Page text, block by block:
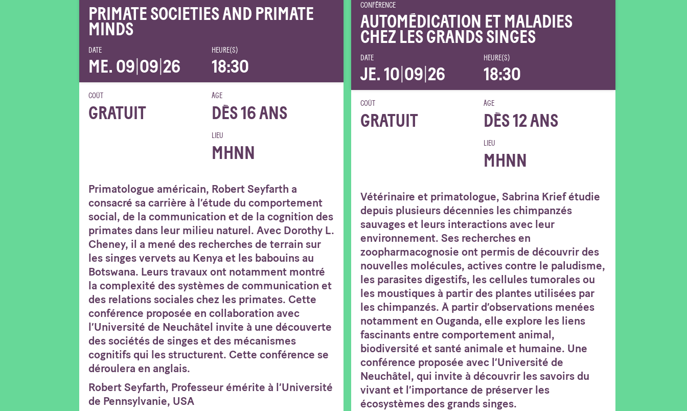
PRIMATE SOCIETIES AND PRIMATE
MINDS
DATE
ME. 09 09 26
HEURE(S)
18:30
COÛT
GRATUIT
ÂGE
DÈS 16 ANS
LIEU
MHNN
Primatologue américain, Robert Seyfarth a
consacré sa carrière à l’étude du comportement
social, de la communication et de la cognition des
primates dans leur milieu naturel. Avec Dorothy L.
Cheney, il a mené des recherches de terrain sur
les singes vervets au Kenya et les babouins au
Botswana. Leurs travaux ont notamment montré
la complexité des systèmes de communication et
des relations sociales chez les primates. Cette
conférence proposée en collaboration avec
l’Université de Neuchâtel invite à une découverte
des sociétés de singes et des mécanismes
cognitifs qui les structurent. Cette conférence se
déroulera en anglais.
Robert Seyfarth, Professeur émérite à l’Université
de Pennsylvanie, USA
CONFÉRENCE
AUTOMÉDICATION ET MALADIES
CHEZ LES GRANDS SINGES
DATE
JE. 10 09 26
HEURE(S)
18:30
COÛT
GRATUIT
ÂGE
DÈS 12 ANS
LIEU
MHNN
Vétérinaire et primatologue, Sabrina Krief étudie
depuis plusieurs décennies les chimpanzés
sauvages et leurs interactions avec leur
environnement. Ses recherches en
zoopharmacognosie ont permis de découvrir des
nouvelles molécules, actives contre le paludisme,
les parasites digestifs, les cellules tumorales ou
les moustiques à partir des plantes utilisées par
les chimpanzés. À partir d’observations menées
notamment en Ouganda, elle explore les liens
fascinants entre comportement animal,
biodiversité et santé animale et humaine. Une
conférence proposée avec l’Université de
Neuchâtel, qui invite à découvrir les savoirs du
vivant et l’importance de préserver les
écosystèmes des grands singes.